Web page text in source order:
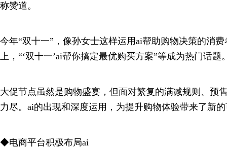
称赞道。
今年“双十一”，像孙女士这样运用ai帮助购物决策的消
上，“‘双十一’ai帮你搞定最优购买方案”等成为热门话题
大促节点虽然是购物盛宴，但面对繁复的满减规则、预
力尽。ai的出现和深度运用，为提升购物体验带来了新
◆电商平台积极布局ai